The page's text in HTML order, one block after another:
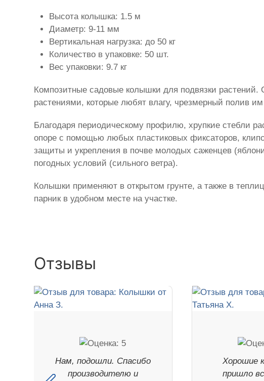
Высота колышка: 1.5 м
Диаметр: 9-11 мм
Вертикальная нагрузка: до 50 кг
Количество в упаковке: 50 шт.
Вес упаковки: 9.7 кг
Композитные садовые колышки для подвязки
растениями, которые любят влагу, чрезмерный полив
Благодаря периодическому профилю, хрупкие стебли
опоре с помощью любых пластиковых фиксаторов,
защиты и укрепления в почве молодых саженцев
погодных условий (сильного ветра).
Колышки применяют в открытом грунте, а также в
парник в удобном месте на участке.
Отзывы
Нам, подошли. Спасибо
производителю и
Хорошие
пришло